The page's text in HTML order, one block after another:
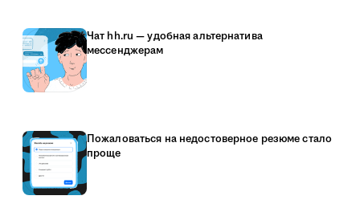
Чат hh.ru — удобная альтернатива
мессенджерам
Пожаловаться на недостоверное резюме стало
проще